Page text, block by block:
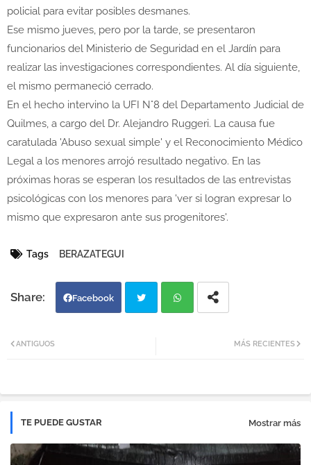
policial para evitar posibles desmanes.
Ese mismo jueves, pero por la tarde, se presentaron
funcionarios del Ministerio de Seguridad en el Jardín para
realizar las investigaciones correspondientes. Al día siguiente,
el mismo permaneció cerrado.
En el hecho intervino la UFI N°8 del Departamento Judicial de
Quilmes, a cargo del Dr. Alejandro Ruggeri. La causa fue
caratulada 'Abuso sexual simple' y el Reconocimiento Médico
Legal a los menores arrojó resultado negativo. En las
próximas horas se esperan los resultados de las entrevistas
psicológicas con los menores para 'ver si logran expresar lo
mismo que expresaron ante sus progenitores'.
Tags BERAZATEGUI
Facebook
pp
MÁS RECIENTES
ANTIGUOS
TE PUEDE GUSTAR Mostrar más